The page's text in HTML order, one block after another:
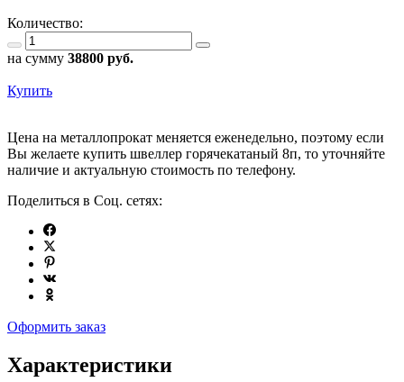
Количество:
на сумму 38800 руб.
Купить
Цена на металлопрокат меняется еженедельно, поэтому если
Вы желаете купить швеллер горячекатаный 8п, то уточняйте
наличие и актуальную стоимость по телефону.
Поделиться в Соц. сетях:
Оформить заказ
Характеристики